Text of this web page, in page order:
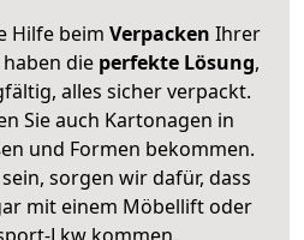
Hilfe beim Verpacken Ihrer
haben die perfekte Lösung,
alles sicher verpackt.
Sie auch Kartonagen in
und Formen bekommen.
sorgen wir dafür, dass
mit einem Möbellift oder